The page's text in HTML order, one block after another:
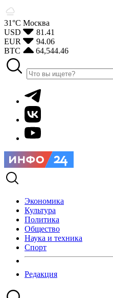
31°С Москва
USD
81.41
EUR
94.06
BTC
64,544.46
Экономика
Культура
Политика
Общество
Наука и техника
Спорт
Редакция